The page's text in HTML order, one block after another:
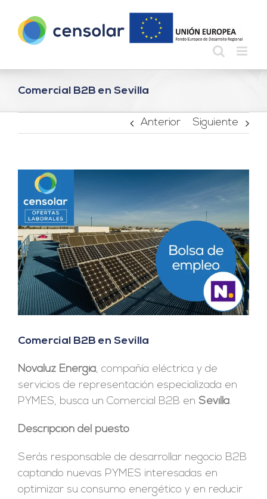
contenido
Comercial B2B en Sevilla
Anterior Siguiente
imagen
más
grande
Comercial B2B en Sevilla
Novaluz Energía, compañía eléctrica y de
servicios de representación especializada en
PYMES, busca un Comercial B2B en Sevilla.
Descripción del puesto
Serás responsable de desarrollar negocio B2B
captando nuevas PYMES interesadas en
optimizar su consumo energético y en reducir